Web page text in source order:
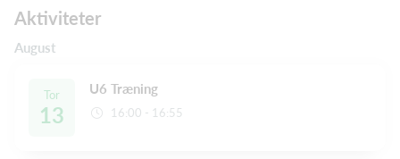
Aktiviteter
August
Tor
13
U6 Træning
16:00 - 16:55